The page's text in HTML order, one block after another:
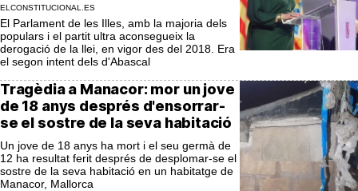
ELCONSTITUCIONAL.ES
El Parlament de les Illes, amb la majoria dels
populars i el partit ultra aconsegueix la
derogació de la llei, en vigor des del 2018. Era
el segon intent dels d'Abascal
Tragèdia a Manacor: mor un jove
de 18 anys després d'ensorrar-
se el sostre de la seva habitació
Un jove de 18 anys ha mort i el seu germà de
12 ha resultat ferit després de desplomar-se el
sostre de la seva habitació en un habitatge de
Manacor, Mallorca